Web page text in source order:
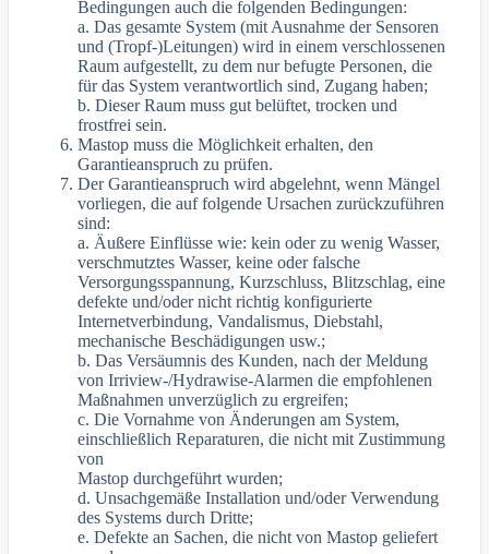
Bedingungen auch die folgenden Bedingungen:
a. Das gesamte System (mit Ausnahme der Sensoren
und (Tropf-)Leitungen) wird in einem verschlossenen
Raum aufgestellt, zu dem nur befugte Personen, die
für das System verantwortlich sind, Zugang haben;
b. Dieser Raum muss gut belüftet, trocken und
frostfrei sein.
Mastop muss die Möglichkeit erhalten, den
Garantieanspruch zu prüfen.
Der Garantieanspruch wird abgelehnt, wenn Mängel
vorliegen, die auf folgende Ursachen zurückzuführen
sind:
a. Äußere Einflüsse wie: kein oder zu wenig Wasser,
verschmutztes Wasser, keine oder falsche
Versorgungsspannung, Kurzschluss, Blitzschlag, eine
defekte und/oder nicht richtig konfigurierte
Internetverbindung, Vandalismus, Diebstahl,
mechanische Beschädigungen usw.;
b. Das Versäumnis des Kunden, nach der Meldung
von Irriview-/Hydrawise-Alarmen die empfohlenen
Maßnahmen unverzüglich zu ergreifen;
c. Die Vornahme von Änderungen am System,
einschließlich Reparaturen, die nicht mit Zustimmung
von
Mastop durchgeführt wurden;
d. Unsachgemäße Installation und/oder Verwendung
des Systems durch Dritte;
e. Defekte an Sachen, die nicht von Mastop geliefert